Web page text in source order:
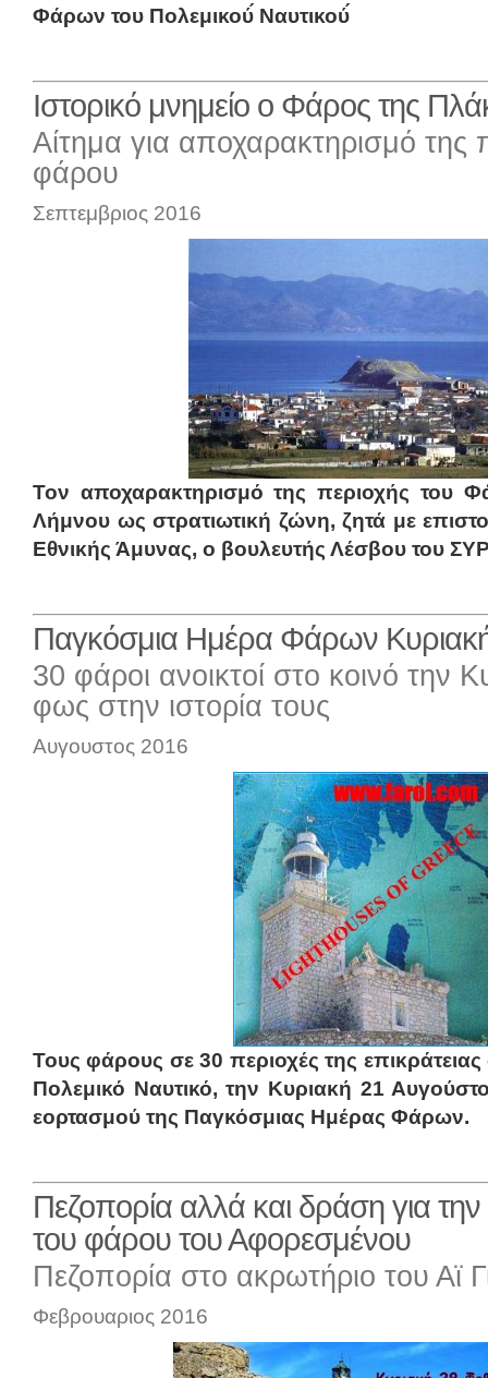
Φάρων του Πολεμικού́ Ναυτικού́
Ιστορικό μνημείο ο Φάρος της
Αίτημα για αποχαρακτηρισμό της
φάρου
Σεπτεμβριος 2016
Τον αποχαρακτηρισμό της περιοχής του
Λήμνου ως στρατιωτική ζώνη, ζητά με
Εθνικής Άμυνας, ο βουλευτής Λέσβου του
Παγκόσμια Ημέρα Φάρων
30 φάροι ανοικτοί στο κοινό την
φως στην ιστορία τους
Αυγουστος 2016
Τους φάρους σε 30 περιοχές της επικράτειας
Πολεμικό Ναυτικό, την Κυριακή 21
εορτασμού της Παγκόσμιας Ημέρας Φάρων.
Πεζοπορία αλλά και δράση για
του φάρου του Αφορεσμένου
Πεζοπορία στο ακρωτήριο του Αϊ
Φεβρουαριος 2016